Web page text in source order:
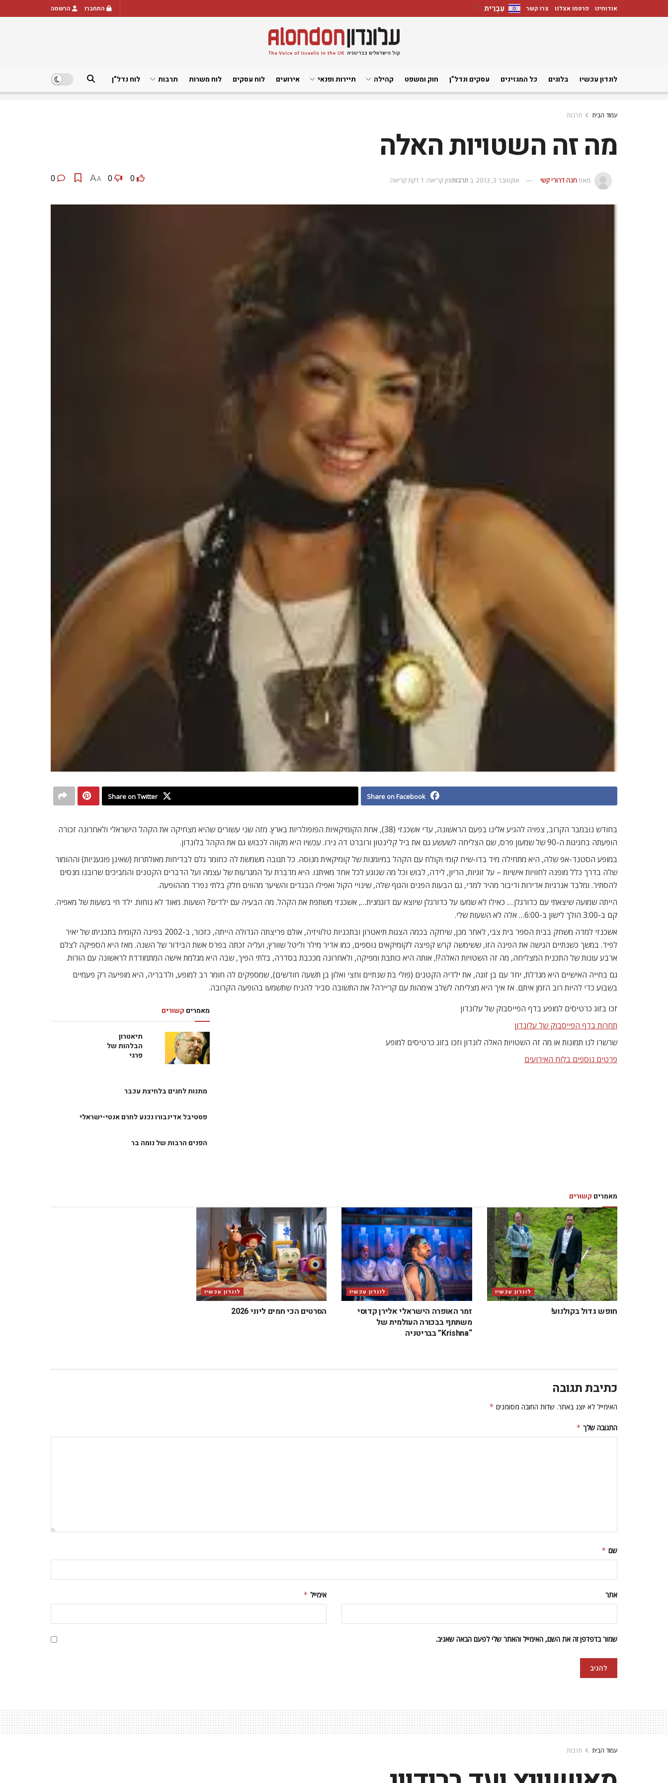
אודותינו פרסמו אצלנו צרו קשר עִבְרִית ▼ התחברו הרשמה
לונדון עכשיו בלוגים כל המגזינים עסקים ונדל”ן חוק ומשפט קהילה תיירות ופנאי אירועים לוח עסקים לוח משרות תרבות לוח נדל”ן
עמוד הבית תרבות
מה זה השטויות האלה
מאתחנה דרורי קשי אוקטובר 3, 2013 ב תרבותזמן קריאה: 1 דקת קריאה 0
0
A
A
Share on Facebook
Share on Twitter
בחודש נובמבר הקרוב, צפויה להגיע אלינו בפעם הראשונה, עדי אשכנזי (38), אחת הקומיקאיות הפופולריות בארץ. מזה שני עשורים שהיא מצחיקה את הקהל הישראלי ולאחרונה זכורה
הופעתה בחגיגות ה-90 של שמעון פרס, שם הצליחה לשעשע גם את ביל קלינטון ורוברט דה נירו. עכשיו היא מקווה לכבוש גם את הקהל בלונדון.
במופע הסטנד-אפ שלה, היא מתחילה מיד בדו-שיח קומי וקולח עם הקהל במיומנות של קומיקאית מנוסה. כל תגובה משמשת לה כחומר גלם לבדיחות מאולתרות (שאינן פוגעניות) וההומור
שלה בדרך כלל מופנה לחוויות אישיות – על זוגיות, הריון, לידה, לבוש וכל מה שנוגע לכל אחד מאיתנו. היא מדברת על המגרעות של עצמה ועל הדברים הקטנים והמביכים שרובנו מנסים
להסתיר. ומלבד אנרגיות אדירות ודיבור מהיר למדי, גם הבעות הפנים והגוף שלה, שינויי הקול ואפילו הבגדים והשיער מהווים חלק בלתי נפרד מההופעה.
הייתה שמועה שיצאתי עם כדורגלן…. כאילו לא שמעו על כדורגלן שיוצא עם דוגמנית…, אשכנזי משתפת את הקהל. מה הבעיה עם ילדים? השעות. מאוד לא נוחות. ילד חי בשעות של מאפיה.
קם ב-3:00 הולך לישון ב-6:00… אלה לא השעות שלי.
אשכנזי למדה משחק בבית הספר בית צבי, לאחר מכן, שיחקה בכמה הצגות תיאטרון ובתכניות טלוויזיה, אולם פריצתה הגדולה הייתה, כזכור, ב-2002 בפינה הקומית בתכניתו של יאיר
לפיד. במשך כשנתיים הגישה את הפינה הזו, ששימשה קרש קפיצה לקומיקאים נוספים, כמו אדיר מילר וליטל שוורץ, ועליה זכתה בפרס אשת הבידור של השנה. מאז היא הספיקה לצלם
ארבע עונות של התכנית המצליחה, מה זה השטויות האלה?!, אותה היא כותבת ומפיקה, ולאחרונה מככבת בסדרה, בלתי הפיך, שבה היא מגלמת אישה המתמודדת לראשונה עם הורות.
גם בחייה האישיים היא מגדלת, יחד עם בן זוגה, את ילדיה הקטנים (פולי בת שנתיים וחצי ואלון בן תשעה חודשים), שמספקים לה חומר רב למופע, ולדבריה, היא מופיעה רק פעמיים
בשבוע כדי להיות רוב הזמן איתם. אז איך היא מצליחה לשלב אימהות עם קריירה? את התשובה סביר להניח שתשמעו בהופעה הקרובה.
מאמרים קשורים
תיאטרון
הבלהות של
פרגי
מתנות לחגים בלחיצת עכבר
פסטיבל אדינבורו נכנע לחרם אנטי-ישראלי
הפנים הרבות של נומה בר
זכו בזוג כרטיסים למופע בדף הפייסבוק של עלונדון
תחרות בדף הפייסבוק של עלונדון
שרשרו לנו תמונות או מה זה השטויות האלה לונדון וזכו בזוג כרטיסים למופע
פרטים נוספים בלוח האירועים
מאמרים קשורים
לונדון עכשיו
חופש גדול בקולנוע!
לונדון עכשיו
זמר האופרה הישראלי אלירן קדוסי
משתתף בבכורה העולמית של
“Krishna” בבריטניה
לונדון עכשיו
הסרטים הכי חמים ליוני 2026
כתיבת תגובה
האימייל לא יוצג באתר. שדות החובה מסומנים *
התגובה שלך *
שם *
אימייל * אתר
שמור בדפדפן זה את השם, האימייל והאתר שלי לפעם הבאה שאגיב.
עמוד הבית תרבות